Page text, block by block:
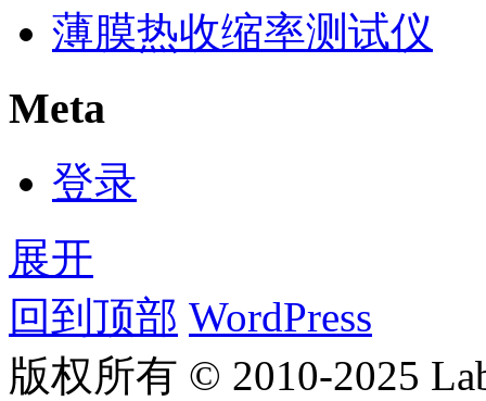
薄膜热收缩率测试仪
Meta
登录
展开
回到顶部 WordPress
版权所有 © 2010-2025